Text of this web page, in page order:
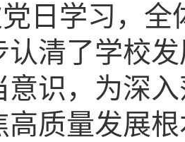
日学习，
认清了学校
意识，为深
高质量发展